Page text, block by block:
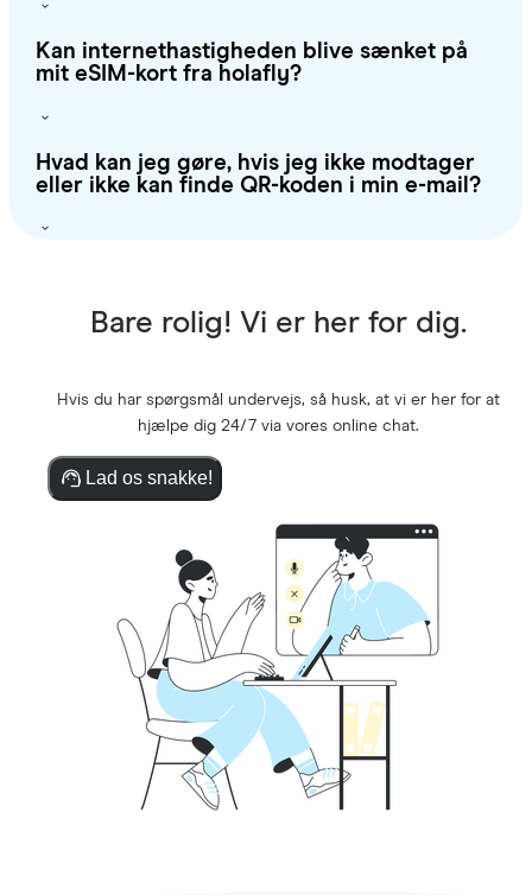
Kan internethastigheden blive sænket på
mit eSIM-kort fra holafly?
Hvad kan jeg gøre, hvis jeg ikke modtager
eller ikke kan finde QR-koden i min e-mail?
Bare rolig! Vi er her for dig.
Hvis du har spørgsmål undervejs, så husk, at vi er her for at
hjælpe dig 24/7 via vores online chat.
Lad os snakke!